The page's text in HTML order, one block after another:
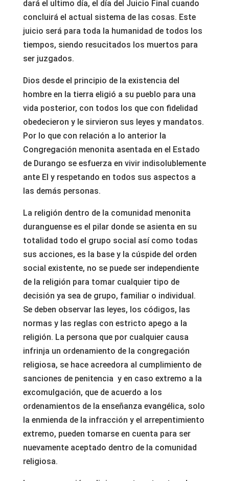
dará el ultimo día, el día del Juicio Final cuando
concluirá el actual sistema de las cosas. Este
juicio será para toda la humanidad de todos los
tiempos, siendo resucitados los muertos para
ser juzgados.
Dios desde el principio de la existencia del
hombre en la tierra eligió a su pueblo para una
vida posterior, con todos los que con fidelidad
obedecieron y le sirvieron sus leyes y mandatos.
Por lo que con relación a lo anterior la
Congregación menonita asentada en el Estado
de Durango se esfuerza en vivir indisolublemente
ante El y respetando en todos sus aspectos a
las demás personas.
La religión dentro de la comunidad menonita
duranguense es el pilar donde se asienta en su
totalidad todo el grupo social así como todas
sus acciones, es la base y la cúspide del orden
social existente, no se puede ser independiente
de la religión para tomar cualquier tipo de
decisión ya sea de grupo, familiar o individual.
Se deben observar las leyes, los códigos, las
normas y las reglas con estricto apego a la
religión. La persona que por cualquier causa
infrinja un ordenamiento de la congregación
religiosa, se hace acreedora al cumplimiento de
sanciones de penitencia y en caso extremo a la
excomulgación, que de acuerdo a los
ordenamientos de la enseñanza evangélica, solo
la enmienda de la infracción y el arrepentimiento
extremo, pueden tomarse en cuenta para ser
nuevamente aceptado dentro de la comunidad
religiosa.